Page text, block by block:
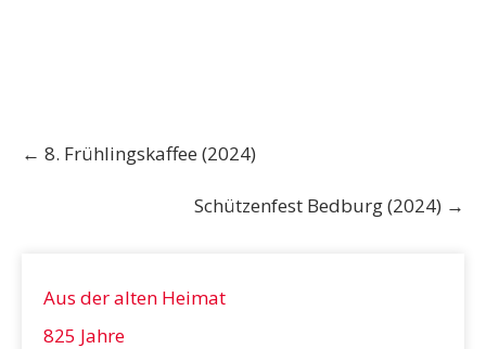
Post
navigation
← 8. Frühlingskaffee (2024)
Schützenfest Bedburg (2024) →
Aus der alten Heimat
825 Jahre